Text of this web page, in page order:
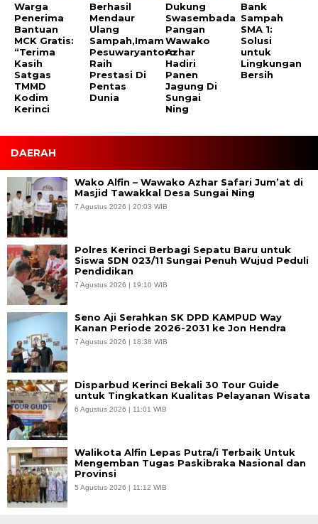
Warga
Penerima
Bantuan
MCK Gratis:
“Terima
Kasih
Satgas
TMMD
Kodim
Kerinci
Berhasil
Mendaur
Ulang
Sampah,Imam
Pesuwaryantoro
Raih
Prestasi Di
Pentas
Dunia
Dukung
Swasembada
Pangan
Wawako
Azhar
Hadiri
Panen
Jagung Di
Sungai
Ning
Bank
Sampah
SMA 1:
Solusi
untuk
Lingkungan
Bersih
DAERAH
Wako Alfin – Wawako Azhar Safari Jum’at di
Masjid Tawakkal Desa Sungai Ning
7 Agustus 2026 | 20:03 WIB
Polres Kerinci Berbagi Sepatu Baru untuk
Siswa SDN 023/11 Sungai Penuh Wujud Peduli
Pendidikan
7 Agustus 2026 | 19:10 WIB
Seno Aji Serahkan SK DPD KAMPUD Way
Kanan Periode 2026-2031 ke Jon Hendra
7 Agustus 2026 | 18:38 WIB
Disparbud Kerinci Bekali 30 Tour Guide
untuk Tingkatkan Kualitas Pelayanan Wisata
6 Agustus 2026 | 11:01 WIB
Walikota Alfin Lepas Putra/i Terbaik Untuk
Mengemban Tugas Paskibraka Nasional dan
Provinsi
5 Agustus 2026 | 11:12 WIB